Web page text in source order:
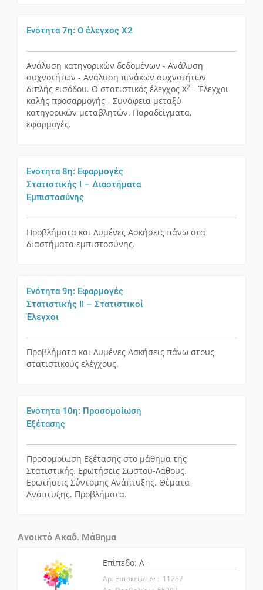
Ενότητα 7η: Ο έλεγχος X2
Ανάλυση κατηγορικών δεδομένων - Ανάλυση
συχνοτήτων - Ανάλυση πινάκων συχνοτήτων
διπλής εισόδου. Ο στατιστικός έλεγχος X2 – Έλεγχοι
καλής προσαρμογής - Συνάφεια μεταξύ
κατηγορικών μεταβλητών. Παραδείγματα,
εφαρμογές.
Ενότητα 8η: Εφαρμογές
Στατιστικής Ι – Διαστήματα
Εμπιστοσύνης
Προβλήματα και Λυμένες Ασκήσεις πάνω στα
διαστήματα εμπιστοσύνης.
Ενότητα 9η: Εφαρμογές
Στατιστικής ΙΙ – Στατιστικοί
Έλεγχοι
Προβλήματα και Λυμένες Ασκήσεις πάνω στους
στατιστικούς ελέγχους.
Ενότητα 10η: Προσομοίωση
Εξέτασης
Προσομοίωση Εξέτασης στο μάθημα της
Στατιστικής. Ερωτήσεις Σωστού-Λάθους.
Ερωτήσεις Σύντομης Ανάπτυξης. Θέματα
Ανάπτυξης. Προβλήματα.
Ανοικτό Ακαδ. Μάθημα
Επίπεδο: A-
Αρ. Επισκέψεων : 11287